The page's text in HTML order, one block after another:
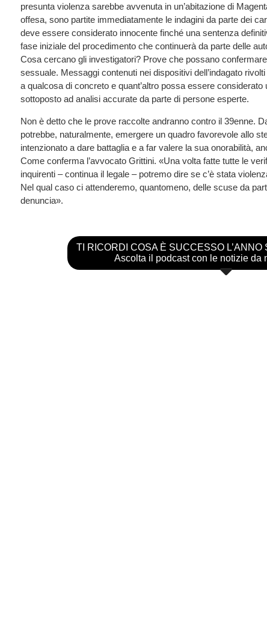
presunta violenza sarebbe avvenuta in un’abitazione di
offesa, sono partite immediatamente le indagini da parte dei
deve essere considerato innocente finché una sentenza
fase iniziale del procedimento che continuerà da parte delle
Cosa cercano gli investigatori? Prove che possano
sessuale. Messaggi contenuti nei dispositivi dell’indagato
a qualcosa di concreto e quant’altro possa essere
sottoposto ad analisi accurate da parte di persone esperte.
Non è detto che le prove raccolte andranno contro il 39enne.
potrebbe, naturalmente, emergere un quadro favorevole allo
intenzionato a dare battaglia e a far valere la sua onorabilità,
Come conferma l’avvocato Grittini. «Una volta fatte tutte le
inquirenti – continua il legale – potremo dire se c’è stata
Nel qual caso ci attenderemo, quantomeno, delle scuse da
denuncia».
TI RICORDI COSA È SUCCESSO L’ANNO
Ascolta il podcast con le notizie da